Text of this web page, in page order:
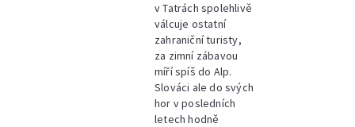
v Tatrách spolehlivě
válcuje ostatní
zahraniční turisty,
za zimní zábavou
míří spíš do Alp.
Slováci ale do svých
hor v posledních
letech hodně